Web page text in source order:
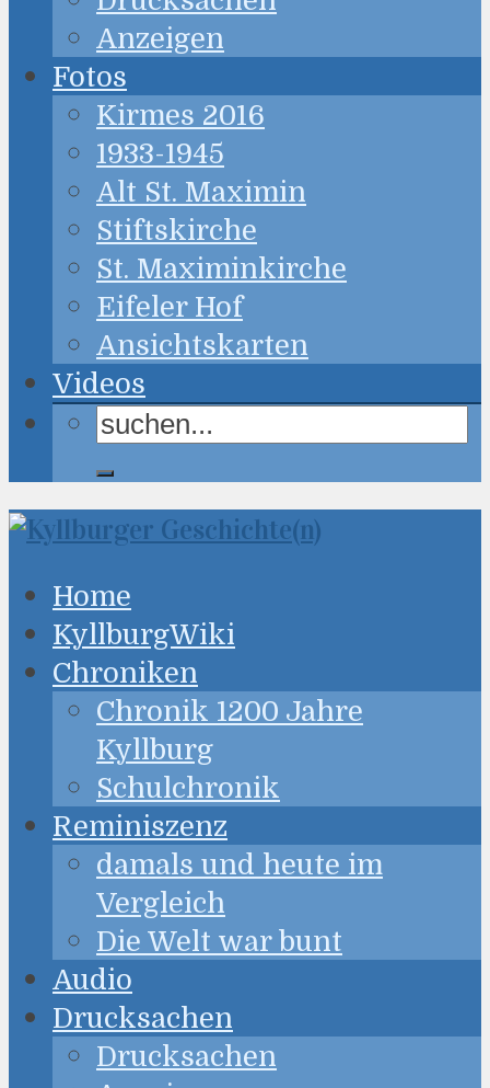
Anzeigen
Fotos
Kirmes 2016
1933-1945
Alt St. Maximin
Stiftskirche
St. Maximinkirche
Eifeler Hof
Ansichtskarten
Videos
Home
KyllburgWiki
Chroniken
Chronik 1200 Jahre
Kyllburg
Schulchronik
Reminiszenz
damals und heute im
Vergleich
Die Welt war bunt
Audio
Drucksachen
Drucksachen